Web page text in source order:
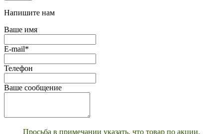
Напишите нам
Ваше имя
E-mail*
Телефон
Ваше сообщение
Просьба в примечании указать, что товар по акции.